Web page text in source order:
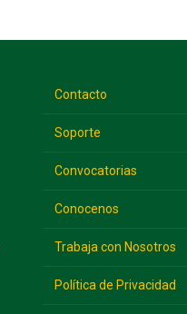
Contacto
Soporte
Convocatorias
Conocenos
Trabaja con Nosotros
Política de Privacidad